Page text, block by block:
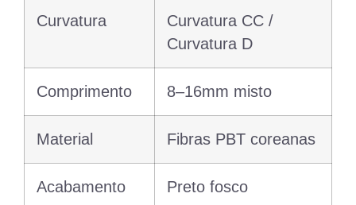
Curvatura
Curvatura CC /
Curvatura D
Comprimento 8–16mm misto
Material Fibras PBT coreanas
Acabamento Preto fosco